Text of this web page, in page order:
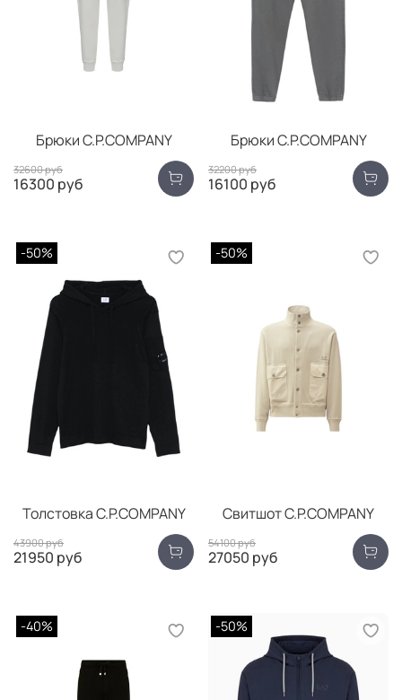
Брюки C.P.COMPANY
32600 руб
16300 руб
Брюки C.P.COMPANY
32200 руб
16100 руб
-50%
Толстовка C.P.COMPANY
43900 руб
21950 руб
-50%
Свитшот C.P.COMPANY
54100 руб
27050 руб
-40% -50%